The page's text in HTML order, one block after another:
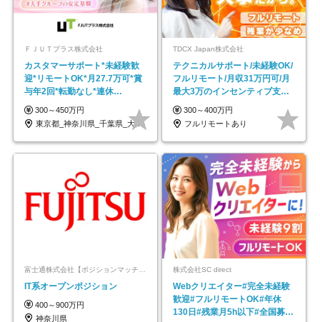
ＦＪＵＴプラス株式会社
カスタマーサポート*未経験歓
迎*リモートOK*月27.7万可*賞
与年2回*転勤なし*連休
OK/ZE010232
300～450万円
東京都_神奈川県_千葉県_大阪府_愛知県…
TDCX Japan株式会社
テクニカルサポート/未経験OK/
フルリモート/月収31万円可/月
最大3万のインセンティブ支給/
平均年齢33歳
300～400万円
フルリモートあり
IT系オープンポジション
400～900万円
神奈川県
株式会社SC direct
Webクリエイター#完全未経験
歓迎#フルリモートOK#年休
130日#残業月5h以下#全国募集